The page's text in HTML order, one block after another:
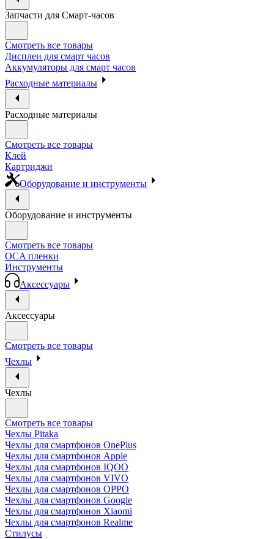
Запчасти для Смарт-часов
Смотреть все товары
Дисплеи для смарт часов
Аккумуляторы для смарт часов
Расходные материалы
Расходные материалы
Смотреть все товары
Клей
Картриджи
Оборудование и инструменты
Оборудование и инструменты
Смотреть все товары
OCA пленки
Инструменты
Аксессуары
Аксессуары
Смотреть все товары
Чехлы
Чехлы
Смотреть все товары
Чехлы Pitaka
Чехлы для смартфонов OnePlus
Чехлы для смартфонов Apple
Чехлы для смартфонов IQOO
Чехлы для смартфонов VIVO
Чехлы для смартфонов OPPO
Чехлы для смартфонов Google
Чехлы для смартфонов Xiaomi
Чехлы для смартфонов Realme
Стилусы